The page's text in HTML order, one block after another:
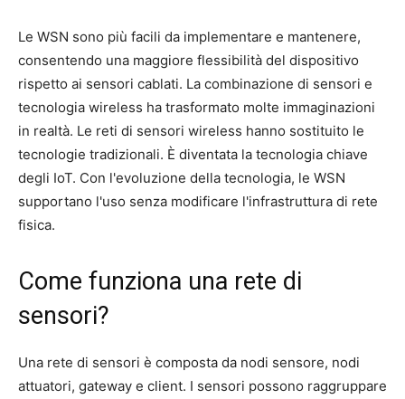
Le WSN sono più facili da implementare e mantenere,
consentendo una maggiore flessibilità del dispositivo
rispetto ai sensori cablati. La combinazione di sensori e
tecnologia wireless ha trasformato molte immaginazioni
in realtà. Le reti di sensori wireless hanno sostituito le
tecnologie tradizionali. È diventata la tecnologia chiave
degli IoT. Con l'evoluzione della tecnologia, le WSN
supportano l'uso senza modificare l'infrastruttura di rete
fisica.
Come funziona una rete di
sensori?
Una rete di sensori è composta da nodi sensore, nodi
attuatori, gateway e client. I sensori possono raggruppare